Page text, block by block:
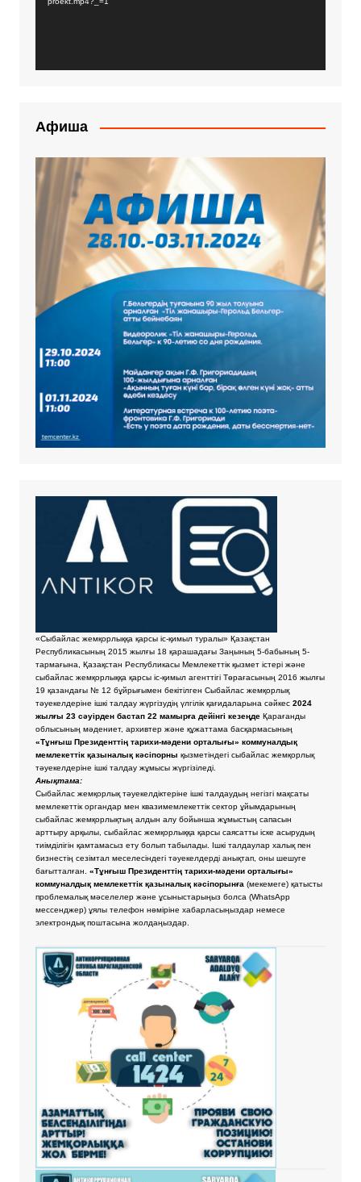
Афиша
«Сыбайлас жемқорлыққа қарсы іс-қимыл туралы» Қазақстан
Республикасының 2015 жылғы 18 қарашадағы Заңының 5-бабының 5-
тармағына, Қазақстан Республикасы Мемлекеттік қызмет істері және
сыбайлас жемқорлыққа қарсы іс-қимыл агенттігі Төрағасының 2016 жылғы
19 қазандағы № 12 бұйрығымен бекітілген Сыбайлас жемқорлық
тәуекелдеріне ішкі талдау жүргізудің үлгілік қағидаларына сәйкес2024
жылғы 23 сәуірден бастап 22 мамырға дейінгі кезеңде Қарағанды
облысының мәдениет, архивтер және құжаттама басқармасының
«Тұнғыш Президенттің тарихи-мәдени орталығы» коммуналдық
мемлекеттік қазыналық кәсіпорны қызметіндегі сыбайлас жемқорлық
тәуекелдеріне ішкі талдау жұмысы жүргізіледі.
Анықтама:
Сыбайлас жемқорлық тәуекелдіктеріне ішкі талдаудың негізгі мақсаты
мемлекеттік органдар мен квазимемлекеттік сектор ұйымдарының
сыбайлас жемқорлықтың алдын алу бойынша жұмыстың сапасын
арттыру арқылы, сыбайлас жемқорлыққа қарсы саясатты іске асырудың
тиімділігін қамтамасыз ету болып табылады. Ішкі талдаулар халық пен
бизнестің сезімтал меселесіндегі тәуекелдерді анықтап, оны шешуге
бағытталған. «Тұнғыш Президенттің тарихи-мәдени орталығы»
коммуналдық мемлекеттік қазыналық кәсіпорынға (мекемеге) қатысты
проблемалық мәселелер және ұсыныстарыңыз болса (WhatsApp
мессенджер) ұялы телефон нөміріне хабарласыңыздар немесе
электрондық поштасына жолдаңыздар.